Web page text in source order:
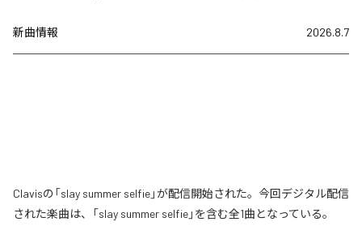
新曲情報 2026.8.7
Clavisの「slay summer selfie」が配信開始された。今回デジタル配信
された楽曲は、「slay summer selfie」を含む全1曲となっている。